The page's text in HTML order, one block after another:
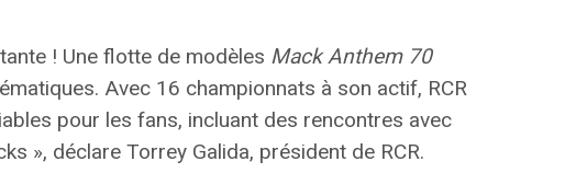
! Une flotte de modèles Mack Anthem 70
Avec 16 championnats à son actif, RCR
pour les fans, incluant des rencontres avec
», déclare Torrey Galida, président de RCR.